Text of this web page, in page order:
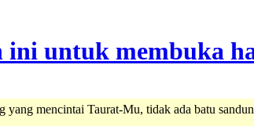
yang mencintai Taurat-Mu, tidak ada batu